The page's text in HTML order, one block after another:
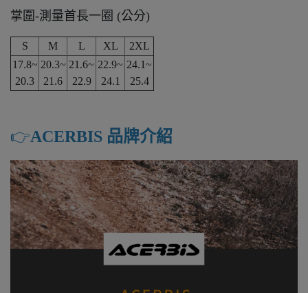
掌圍-測量首長一圈 (公分)
S M L XL
2XL
17.8~
20.3
20.3~
21.6
21.6~
22.9
22.9~
24.1
24.1~
25.4
👉️ACERBIS 品牌介紹